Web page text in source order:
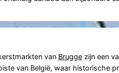
van Bruggezijn een
van België, waar historische